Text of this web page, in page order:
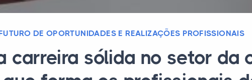
DE OPORTUNIDADES E REALIZAÇÕES PROFISSIONAIS
carreira sólida no setor da